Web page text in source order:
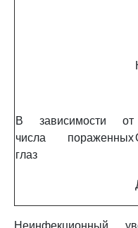
В зависимости от
числа пораженных
глаз
Неинфекционный